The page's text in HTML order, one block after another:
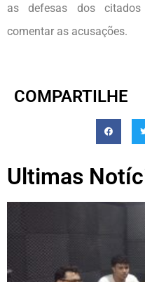
as defesas dos
comentar as acusações.
COMPARTILHE
Ultimas